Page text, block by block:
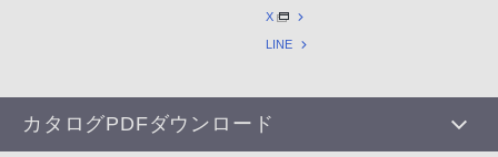
X
LINE
カタログPDFダウンロード